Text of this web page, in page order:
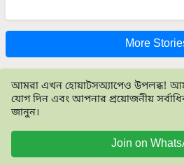
More
আমরা এখন হোয়াটসঅ্যাপেও উপলব্ধ!
যোগ দিন এবং আপনার প্রয়োজনীয়
জানুন।
Join on